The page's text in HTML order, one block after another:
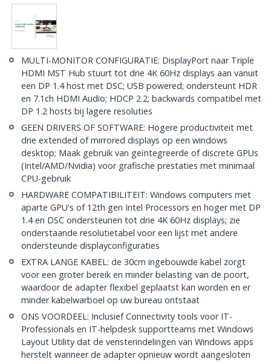
MULTI-MONITOR CONFIGURATIE: DisplayPort naar Triple
HDMI MST Hub stuurt tot drie 4K 60Hz displays aan vanuit
een DP 1.4 host met DSC; USB powered; ondersteunt HDR
en 7.1ch HDMI Audio; HDCP 2.2; backwards compatibel met
DP 1.2 hosts bij lagere resoluties
GEEN DRIVERS OF SOFTWARE: Hogere productiviteit met
drie extended of mirrored displays op een windows
desktop; Maak gebruik van geïntegreerde of discrete GPUs
(Intel/AMD/Nvidia) voor grafische prestaties met minimaal
CPU-gebruik
HARDWARE COMPATIBILITEIT: Windows computers met
aparte GPU's of 12th gen Intel Processors en hoger met DP
1.4 en DSC ondersteunen tot drie 4K 60Hz displays; zie
onderstaande resolutietabel voor een lijst met andere
ondersteunde displayconfiguraties
EXTRA LANGE KABEL: de 30cm ingebouwde kabel zorgt
voor een groter bereik en minder belasting van de poort,
waardoor de adapter flexibel geplaatst kan worden en er
minder kabelwarboel op uw bureau ontstaat
ONS VOORDEEL: Inclusief Connectivity tools voor IT-
Professionals en IT-helpdesk supportteams met Windows
Layout Utility dat de vensterindelingen van Windows apps
herstelt wanneer de adapter opnieuw wordt aangesloten